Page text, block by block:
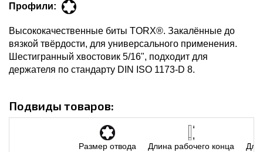
Профили:
Высококачественные биты TORX®. Закалённые до
вязкой твёрдости, для универсального применения.
Шестигранный хвостовик 5/16", подходит для
держателя по стандарту DIN ISO 1173-D 8.
Подвиды товаров:
Размер отвода Длина рабочего конца